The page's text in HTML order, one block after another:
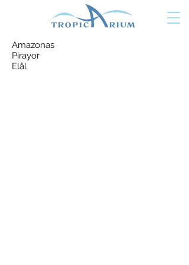
Amazonas
Pirayor
Elål